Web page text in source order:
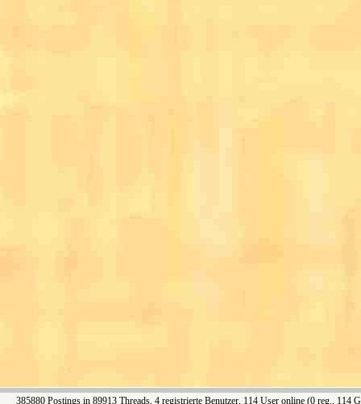
385880 Postings in 89913 Threads, 4 registrierte Benutzer, 114 User online (0 reg., 114